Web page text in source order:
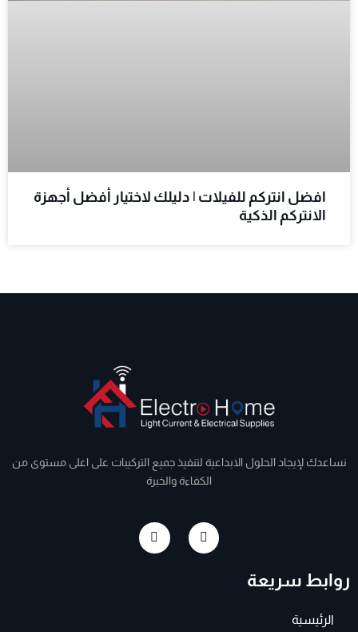
افضل انتركم للفيلات | دليلك لاختيار أفضل أجهزة
الانتركم الذكية
نساعدك لإيجاد الحلول الابداعية لتنفيذ جميع التركيبات على اعلى مستوى من
الكفاءة والخبرة
F
a
c
I
n
s
روابط سريعة
الرئيسية